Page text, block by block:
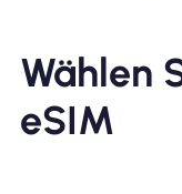
Wählen
eSIM